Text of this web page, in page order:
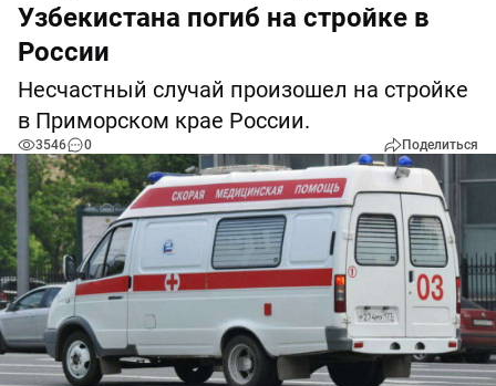
Узбекистана погиб на стройке в
России
Несчастный случай произошел на стройке
в Приморском крае России.
3546 0 Поделиться